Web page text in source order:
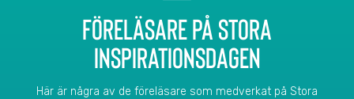
FÖRELÄSARE PÅ STORA
INSPIRATIONSDAGEN
Här är några av de föreläsare som medverkat på Stora